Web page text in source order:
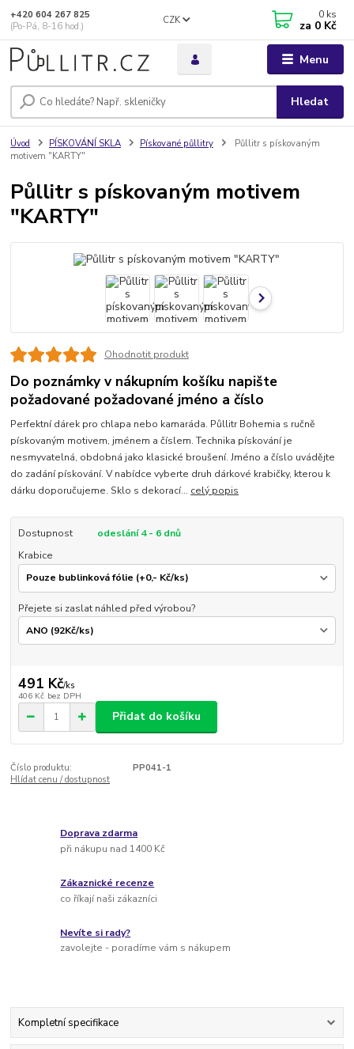
Menu
CZK
Hledat
+420 604 267 825
(Po-Pá, 8-16 hod.)
0 ks
za 0 Kč
Úvod PÍSKOVÁNÍ SKLA Pískované půllitry
Půllitr s pískovaným
motivem "KARTY"
Půllitr s pískovaným motivem
"KARTY"
Ohodnotit produkt
Do poznámky v nákupním košíku napište
požadované požadované jméno a číslo
Perfektní dárek pro chlapa nebo kamaráda. Půllitr Bohemia s ručně
pískovaným motivem, jménem a číslem. Technika pískování je
nesmyvatelná, obdobná jako klasické broušení. Jméno a číslo uvádějte
do zadání pískování. V nabídce vyberte druh dárkové krabičky, kterou k
dárku doporučujeme. Sklo s dekorací... celý popis
Dostupnost
odeslání 4 - 6 dnů
Krabice
Přejete si zaslat náhled před výrobou?
491 Kč/ks
406 Kč bez DPH
Přidat do košíku
Číslo produktu:
PP041-1
Hlídat cenu / dostupnost
Doprava zdarma
při nákupu nad 1400 Kč
Zákaznické recenze
co říkají naši zákazníci
Nevíte si rady?
zavolejte - poradíme vám s nákupem
Kompletní specifikace